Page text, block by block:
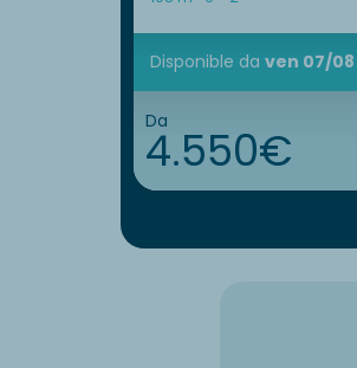
Disponible da ven 07/08
Da
4.550€